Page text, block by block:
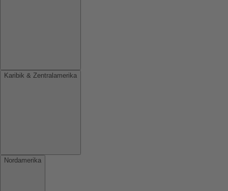
Karibik & Zentralamerika
Nordamerika